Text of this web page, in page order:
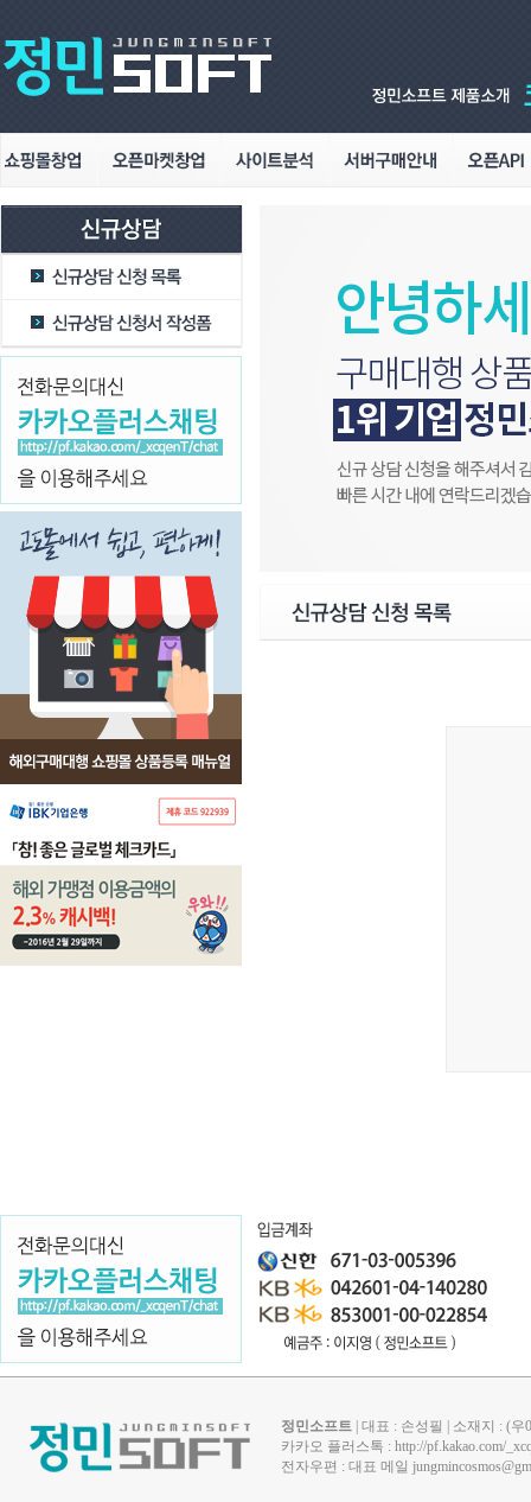
정민소프트 | 대표 : 손성필 | 소재지 : (
카카오 플러스톡 : http://pf.kakao.com/
전자우편 : 대표 메일